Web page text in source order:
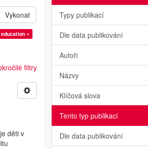
Vykonat
×
filtry
děti v
Typy publikací
Dle data publikování
Autoři
Názvy
Klíčová slova
Tento typ publikací
Dle data publikování